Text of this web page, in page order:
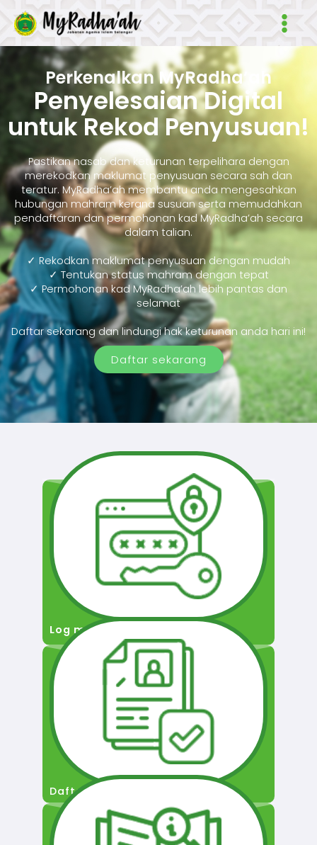
Main
Perkenalkan MyRadha’ah
Penyelesaian Digital
untuk Rekod Penyusuan!
Pastikan nasab dan keturunan terpelihara dengan
merekodkan maklumat penyusuan secara sah dan
teratur. MyRadha’ah membantu anda mengesahkan
hubungan mahram kerana susuan serta memudahkan
pendaftaran dan permohonan kad MyRadha’ah secara
dalam talian.
✓ Rekodkan maklumat penyusuan dengan mudah
✓ Tentukan status mahram dengan tepat
✓ Permohonan kad MyRadha’ah lebih pantas dan
selamat
Daftar sekarang dan lindungi hak keturunan anda hari ini!
Daftar sekarang
Log masuk
Daftar Pengguna